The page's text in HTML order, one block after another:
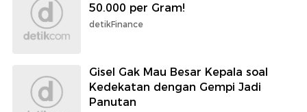
50.000 per Gram!
detikFinance
Gisel Gak Mau Besar Kepala soal
Kedekatan dengan Gempi Jadi
Panutan